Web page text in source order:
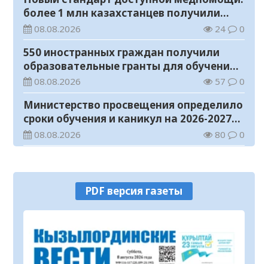
более 1 млн казахстанцев получили
телемедицинские услуги
08.08.2026 24 0
550 иностранных граждан получили
образовательные гранты для обучения в
Казахстане
08.08.2026 57 0
Министерство просвещения определило
сроки обучения и каникул на 2026-2027
учебный год
08.08.2026 80 0
08.08.2026 34 0
У граждан высокие ожидания от
выборов в Курултай – опрос
07.08.2026
В Жанакоргане введена в эксплуатацию
PDF версия газеты